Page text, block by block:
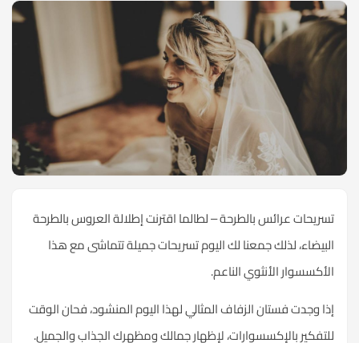
تسريحات عرائس بالطرحة – لطالما اقترنت إطلالة العروس بالطرحة
البيضاء، لذلك جمعنا لك اليوم تسريحات جميلة تتماشى مع هذا
الأكسسوار الأنثوي الناعم.
إذا وجدت فستان الزفاف المثالي لهذا اليوم المنشود، فحان الوقت
للتفكير بالإكسسوارات، لإظهار جمالك ومظهرك الجذاب والجميل.